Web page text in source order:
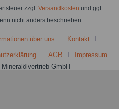
zzgl. Versandkosten und ggf.
nicht anders beschrieben
über uns Kontakt
AGB
Impressum
GmbH